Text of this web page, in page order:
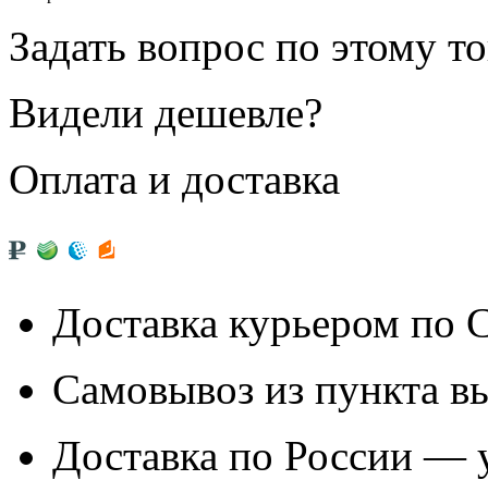
Задать вопрос по этому
Видели дешевле?
Оплата и доставка
Доставка курьером
Самовывоз из пункта
Доставка по России —